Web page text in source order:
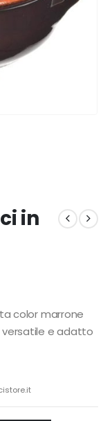
in
color marrone
versatile e adatto